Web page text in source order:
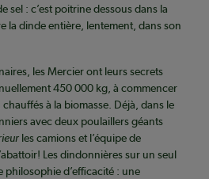
sel : c’est poitrine dessous dans la
la dinde entière, lentement, dans son
les Mercier ont leurs secrets
450 000 kg, à commencer
à la biomasse. Déjà, dans le
avec deux poulaillers géants
les camions et l’équipe de
Les dindonnières sur un seul
philosophie d’efficacité : une